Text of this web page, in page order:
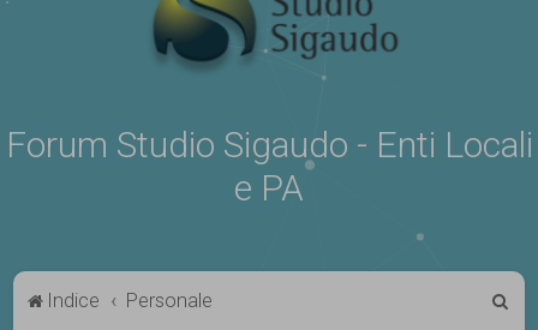
Forum Studio Sigaudo - Enti Locali
e PA
Indice Personale